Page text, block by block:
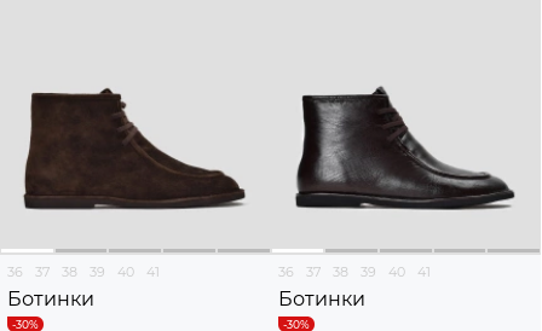
36 37 38 39 40 41
Ботинки
36 37 38 39 40 41
Ботинки